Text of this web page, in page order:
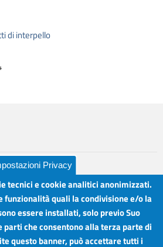
di interpello
e
Orari sportelli:
Dal Lunedì al Venerdì ore
8.30 - 12.00
Privacy
tecnici e cookie analitici anonimizzati.
funzionalità quali la condivisione e/o la
essere installati, solo previo Suo
parti che consentono alla terza parte di
questo banner, può accettare tutti i